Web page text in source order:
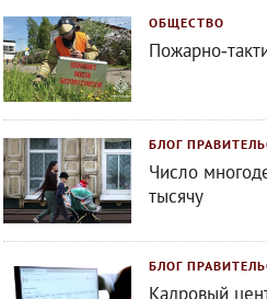
ОБЩЕСТВО
БЛОГ
Число
тысячу
БЛОГ
Кадровый